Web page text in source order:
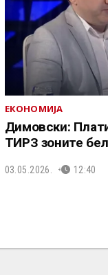
ЕКОНОМИЈА
Димовски:
ТИРЗ зоните
03.05.2026. 12:40